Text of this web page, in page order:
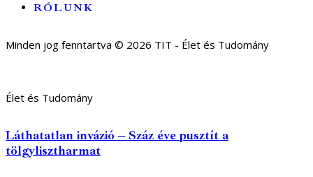
RÓLUNK
Minden jog fenntartva © 2026 TIT - Élet és Tudomány
Élet és Tudomány
Láthatatlan invázió – Száz éve pusztít a
tölgylisztharmat